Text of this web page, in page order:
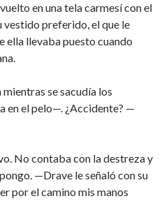
en una tela carmesí con el
vestido preferido, el que le
ella llevaba puesto cuando
mientras se sacudía los
en el pelo—. ¿Accidente? —
No contaba con la destreza y
—Drave le señaló con su
por el camino mis manos